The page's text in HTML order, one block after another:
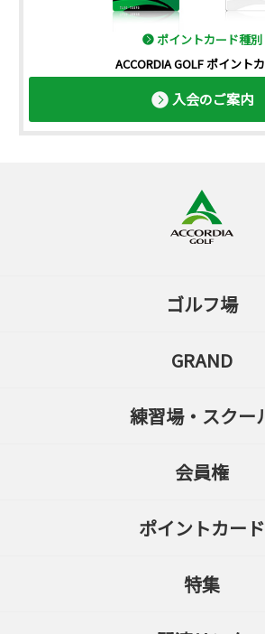
ポイントカード種別
ACCORDIA GOLF ポイント
入会のご案内
ゴルフ場
GRAND
練習場・スクー
会員権
ポイントカード
特集